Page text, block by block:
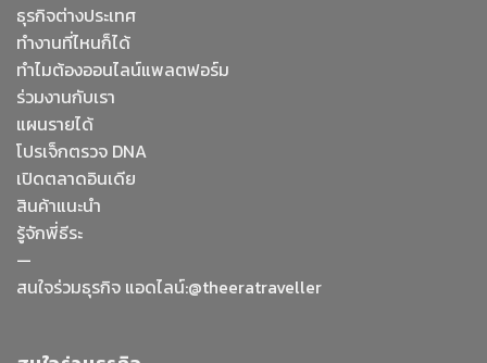
ธุรกิจต่างประเทศ
ทำงานที่ไหนก็ได้
ทำไมต้องออนไลน์แพลตฟอร์ม
ร่วมงานกับเรา
แผนรายได้
โปรเจ็กตรวจ DNA
เปิดตลาดอินเดีย
สินค้าแนะนำ
รู้จักพี่ธีระ
—
สนใจร่วมธุรกิจ แอดไลน์:@theeratraveller